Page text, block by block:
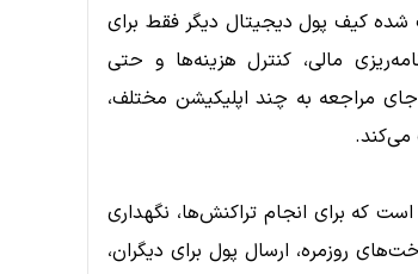
کیف پول دیجیتال دیگر فقط برای
مالی، کنترل هزینه‌ها و حتی
مراجعه به چند اپلیکیشن مختلف،
می‌کند.
که برای انجام تراکنش‌ها، نگهداری
روزمره، ارسال پول برای دیگران،